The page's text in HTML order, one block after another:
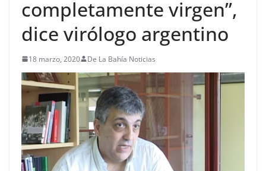
completamente virgen”,
dice virólogo argentino
18 marzo, 2020 De La Bahía Noticias